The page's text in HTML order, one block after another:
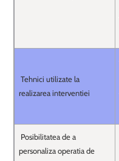
Tehnici utilizate la
realizarea interventiei
Posibilitatea de a
personaliza operatia de